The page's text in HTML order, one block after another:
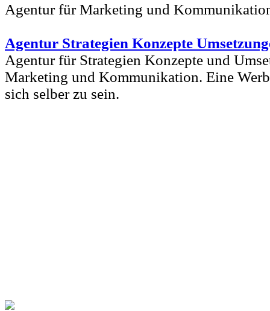
Agentur für Marketing und
Agentur Strategien Konzepte
Agentur für Strategien Konzepte und
Marketing und Kommunikation. Eine
sich selber zu sein.